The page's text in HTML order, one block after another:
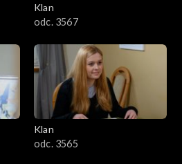
Klan
odc. 3567
Klan
odc. 3565